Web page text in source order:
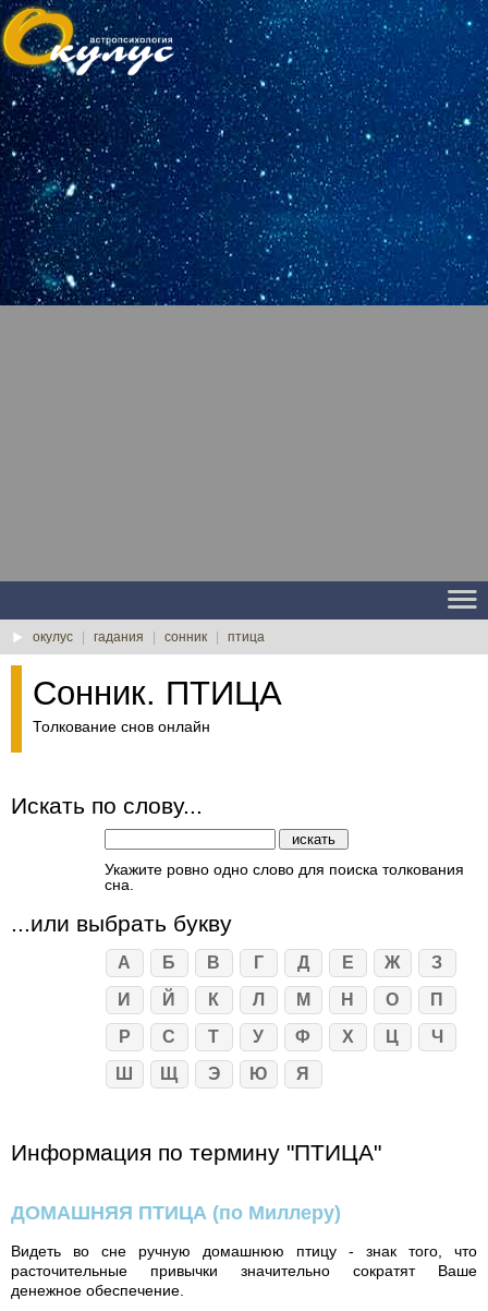
окулус гадания сонник птица
Сонник. ПТИЦА
Толкование снов онлайн
Искать по слову...
Укажите ровно одно слово для поиска толкования
сна.
...или выбрать букву
А Б В Г Д Е Ж
З
И
Й К Л М Н О
П
Р
С Т У Ф Х Ц
Ч
Ш
Щ Э Ю Я
Информация по термину "ПТИЦА"
ДОМАШНЯЯ ПТИЦА (по Миллеру)
Видеть во сне ручную домашнюю птицу - знак того, что
расточительные привычки значительно сократят Ваше
денежное обеспечение.